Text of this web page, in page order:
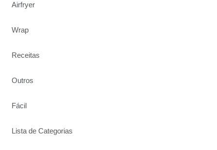
Airfryer
Wrap
Receitas
Outros
Fácil
Lista de Categorias